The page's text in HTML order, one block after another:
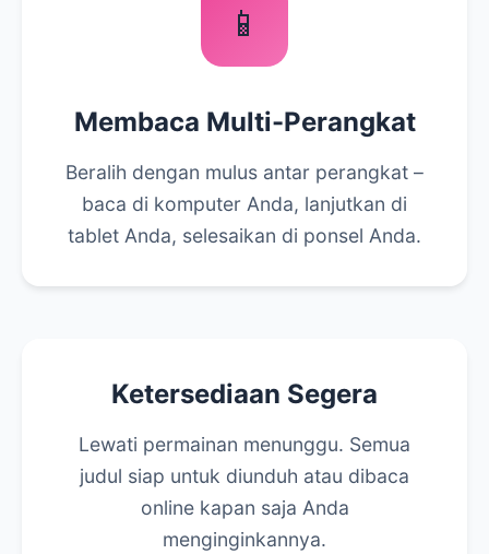
📱
Membaca Multi-Perangkat
Beralih dengan mulus antar perangkat –
baca di komputer Anda, lanjutkan di
tablet Anda, selesaikan di ponsel Anda.
Ketersediaan Segera
Lewati permainan menunggu. Semua
judul siap untuk diunduh atau dibaca
online kapan saja Anda
menginginkannya.